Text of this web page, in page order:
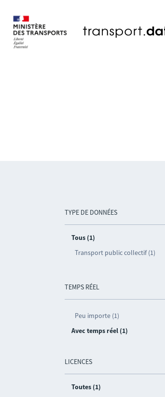
TYPE DE DONNÉES
Tous (1)
Transport public collectif (1)
TEMPS RÉEL
Peu importe (1)
Avec temps réel (1)
LICENCES
Toutes (1)